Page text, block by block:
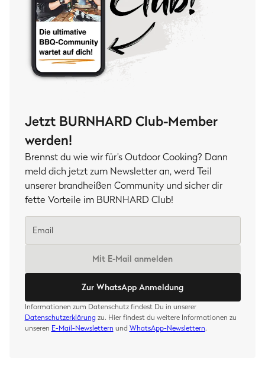
Jetzt BURNHARD Club-Member
werden!
Brennst du wie wir für’s Outdoor Cooking? Dann
meld dich jetzt zum Newsletter an, werd Teil
unserer brandheißen Community und sicher dir
fette Vorteile im BURNHARD Club!
Mit E-Mail anmelden
Zur WhatsApp Anmeldung
Informationen zum Datenschutz findest Du in unserer
Datenschutzerklärung zu. Hier findest du weitere Informationen zu
unseren E-Mail-Newslettern und WhatsApp-Newslettern.